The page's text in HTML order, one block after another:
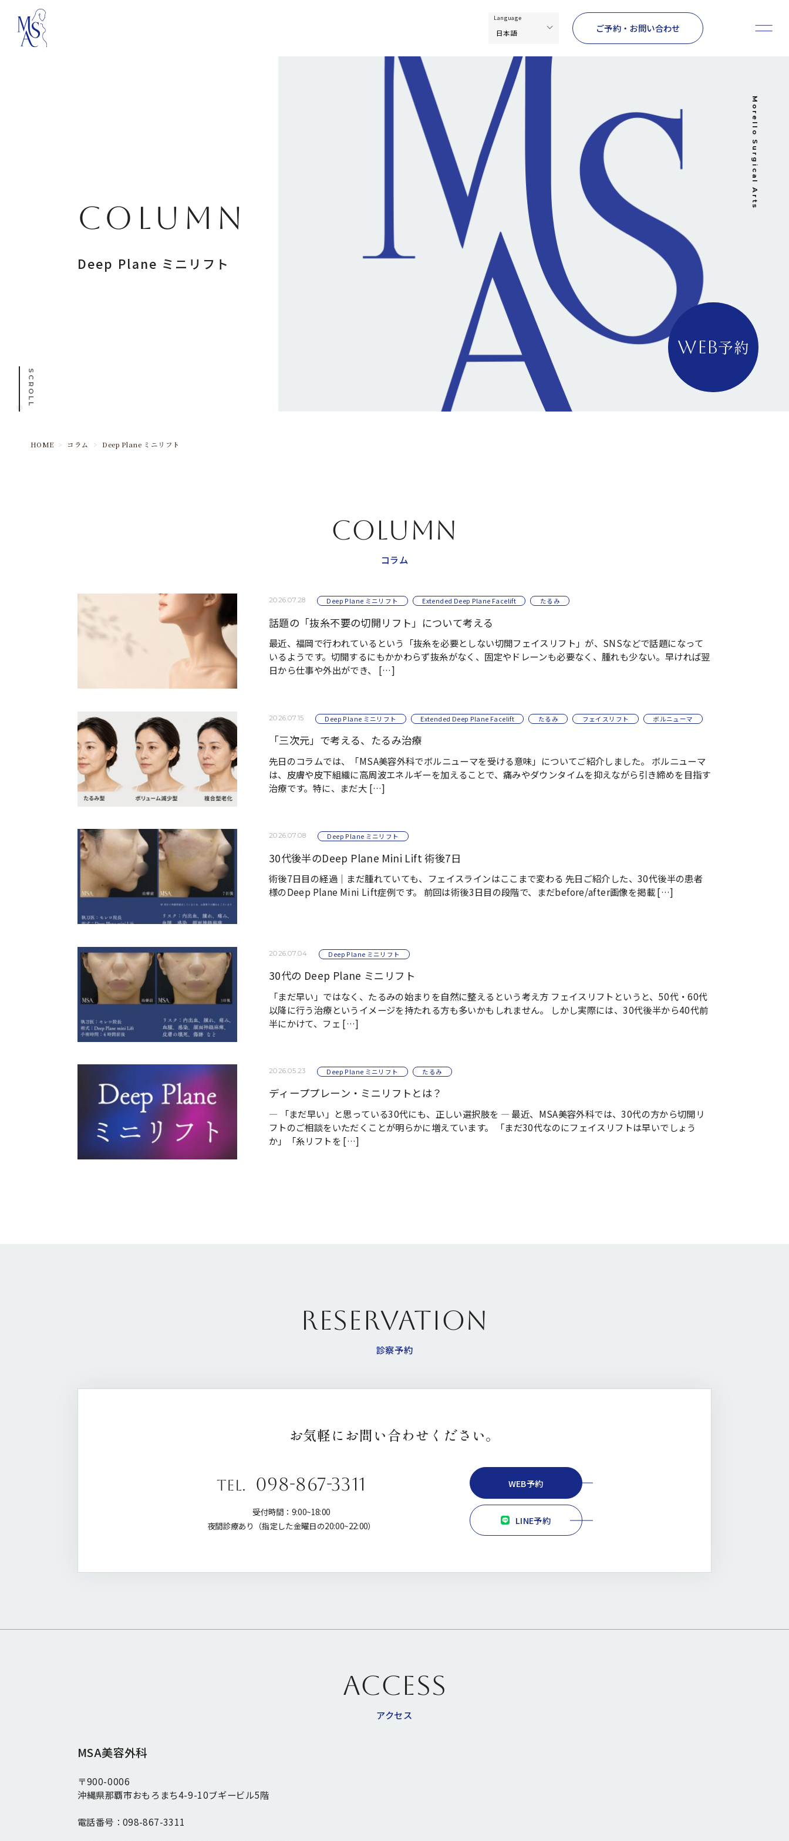
ご予約・お問い合わせ
SCROLL
Morello Surgical Arts
WEB予約
COLUMN
Deep Plane ミニリフト
HOME > コラム > Deep Plane ミニリフト
COLUMN
コラム
2026.07.28 Deep Plane ミニリフト Extended Deep Plane Facelift たるみ
話題の「抜糸不要の切開リフト」について考える
最近、福岡で行われているという「抜糸を必要としない切開フェイスリフト」が、SNSなどで話題になって
いるようです。切開するにもかかわらず抜糸がなく、固定やドレーンも必要なく、腫れも少ない。早ければ翌
日から仕事や外出ができ、 […]
2026.07.15 Deep Plane ミニリフト Extended Deep Plane Facelift たるみ フェイスリフト ボルニューマ
「三次元」で考える、たるみ治療
先日のコラムでは、「MSA美容外科でボルニューマを受ける意味」についてご紹介しました。 ボルニューマ
は、皮膚や皮下組織に高周波エネルギーを加えることで、痛みやダウンタイムを抑えながら引き締めを目指す
治療です。特に、まだ大 […]
2026.07.08 Deep Plane ミニリフト
30代後半のDeep Plane Mini Lift 術後7日
術後7日目の経過｜まだ腫れていても、フェイスラインはここまで変わる 先日ご紹介した、30代後半の患者
様のDeep Plane Mini Lift症例です。 前回は術後3日目の段階で、まだbefore/after画像を掲載 […]
2026.07.04 Deep Plane ミニリフト
30代の Deep Plane ミニリフト
「まだ早い」ではなく、たるみの始まりを自然に整えるという考え方 フェイスリフトというと、50代・60代
以降に行う治療というイメージを持たれる方も多いかもしれません。 しかし実際には、30代後半から40代前
半にかけて、フェ […]
2026.05.23 Deep Plane ミニリフト たるみ
ディーププレーン・ミニリフトとは？
― 「まだ早い」と思っている30代にも、正しい選択肢を ― 最近、MSA美容外科では、30代の方から切開リ
フトのご相談をいただくことが明らかに増えています。 「まだ30代なのにフェイスリフトは早いでしょう
か」「糸リフトを […]
RESERVATION
診察予約
お気軽にお問い合わせください。
tel. 098-867-3311
受付時間：9:00~18:00
夜間診療あり（指定した金曜日の20:00~22:00）
WEB予約
LINE予約
ACCESS
アクセス
MSA美容外科
〒900-0006
沖縄県那覇市おもろまち4-9-10ブギービル5階
電話番号： 098-867-3311